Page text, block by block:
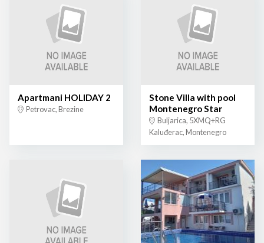
Apartmani HOLIDAY 2
Petrovac, Brezine
Stone Villa with pool
Montenegro Star
Buljarica, 5XMQ+RG
Kaluđerac, Montenegro